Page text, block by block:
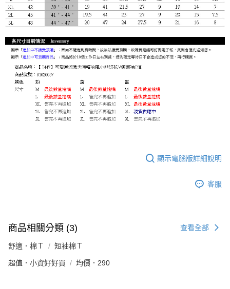
顯示電腦版詳細說明
客服
商品相關分類 (3) 查看全部
舒適．棉Ｔ 短袖棉Ｔ
超值．小資好好買 均價．290